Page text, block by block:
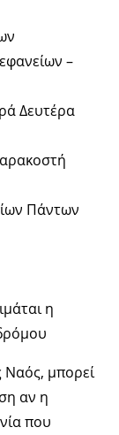
–
Δευτέρα
Πάντων
η
Ναός, μπορεί
αν η
που